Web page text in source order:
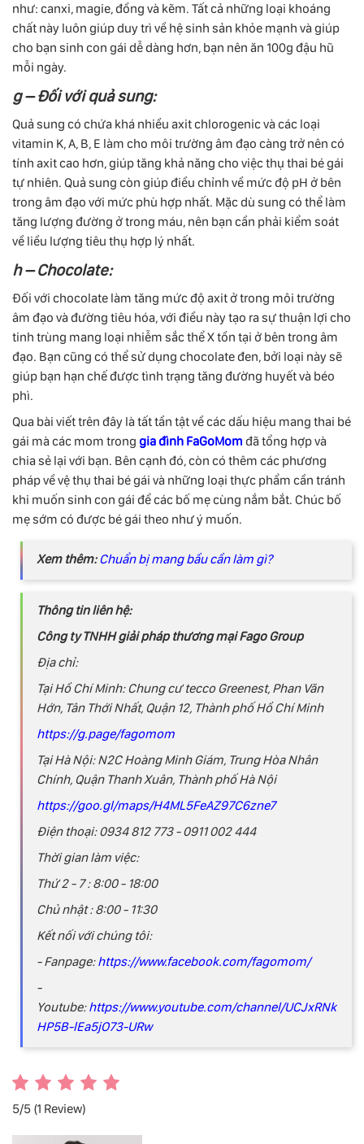
như: canxi, magie, đồng và kẽm. Tất cả những loại khoáng
chất này luôn giúp duy trì về hệ sinh sản khỏe mạnh và giúp
cho bạn sinh con gái dễ dàng hơn, bạn nên ăn 100g đậu hũ
mỗi ngày.
g – Đối với quả sung:
Quả sung có chứa khá nhiều axit chlorogenic và các loại
vitamin K, A, B, E làm cho môi trường âm đạo càng trở nên có
tính axit cao hơn, giúp tăng khả năng cho việc thụ thai bé gái
tự nhiên. Quả sung còn giúp điều chỉnh về mức độ pH ở bên
trong âm đạo với mức phù hợp nhất. Mặc dù sung có thể làm
tăng lượng đường ở trong máu, nên bạn cần phải kiểm soát
về liều lượng tiêu thụ hợp lý nhất.
h – Chocolate:
Đối với chocolate làm tăng mức độ axit ở trong môi trường
âm đạo và đường tiêu hóa, với điều này tạo ra sự thuận lợi cho
tinh trùng mang loại nhiễm sắc thể X tồn tại ở bên trong âm
đạo. Bạn cũng có thể sử dụng chocolate đen, bởi loại này sẽ
giúp bạn hạn chế được tình trạng tăng đường huyết và béo
phì.
Qua bài viết trên đây là tất tần tật về các dấu hiệu mang thai bé
gái mà các mom trong gia đình FaGoMom đã tổng hợp và
chia sẻ lại với bạn. Bên cạnh đó, còn có thêm các phương
pháp về vệ thụ thai bé gái và những loại thực phẩm cần tránh
khi muốn sinh con gái để các bố mẹ cùng nắm bắt. Chúc bố
mẹ sớm có được bé gái theo như ý muốn.
Xem thêm:Chuẩn bị mang bầu cần làm gì?
Thông tin liên hệ:
Công ty TNHH giải pháp thương mại Fago Group
Địa chỉ:
Tại Hồ Chí Minh: Chung cư tecco Greenest, Phan Văn
Hớn, Tân Thới Nhất, Quận 12, Thành phố Hồ Chí Minh
https://g.page/fagomom
Tại Hà Nội: N2C Hoàng Minh Giám, Trung Hòa Nhân
Chính, Quận Thanh Xuân, Thành phố Hà Nội
https://goo.gl/maps/H4ML5FeAZ97C6zne7
Điện thoại: 0934 812 773 - 0911 002 444
Thời gian làm việc:
Thứ 2 - 7 : 8:00 - 18:00
Chủ nhật : 8:00 - 11:30
Kết nối với chúng tôi:
- Fanpage:https://www.facebook.com/fagomom/
-
Youtube:https://www.youtube.com/channel/UCJxRNk
HP5B-lEa5jO73-URw
5/5 (1 Review)